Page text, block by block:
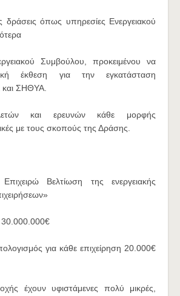
δράσεις όπως υπηρεσίες Ενεργειακού
Συμβούλου, προκειμένου να
έκθεση για την εγκατάσταση
ΣΗΘΥΑ.
και ερευνών κάθε μορφής
με τους σκοπούς της Δράσης.
Βελτίωση της ενεργειακής
για κάθε επιχείρηση 20.000€
έχουν υφιστάμενες πολύ μικρές,